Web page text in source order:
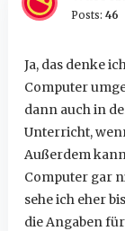
Posts: 46
Ja, das denke
Computer
dann auch in
Unterricht,
Außerdem
Computer gar
sehe ich eher
die Angaben